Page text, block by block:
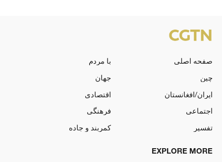
صفحه اصلی
با مردم
چین
جهان
ایران/افغانستان
اقتصادی
اجتماعی
فرهنگی
تفسیر
کمربند و جاده
EXPLORE MORE